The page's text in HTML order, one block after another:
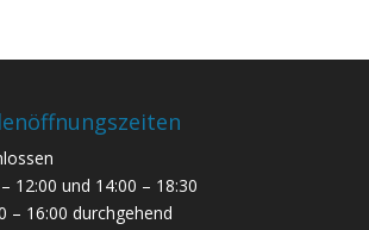
12:00 und 14:00 – 18:30
– 16:00 durchgehend